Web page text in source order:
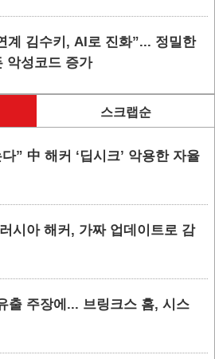
계 김수키, AI로 진화”... 정밀한
악성코드 증가
스크랩순
” 中 해커 ‘딥시크’ 악용한 자율
시아 해커, 가짜 업데이트로 감
출 주장에... 브링크스 홈, 시스